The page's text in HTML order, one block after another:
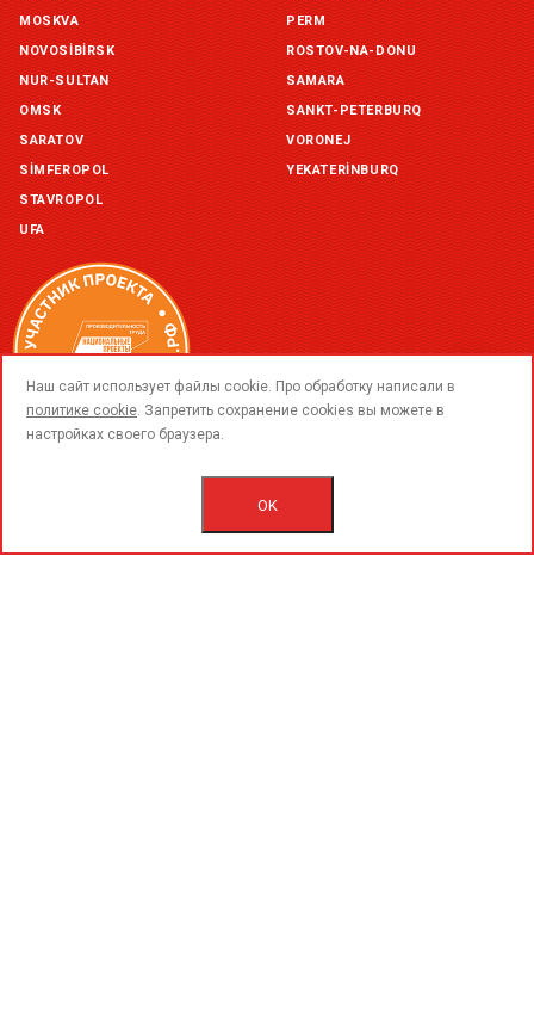
MOSKVA
NOVOSIBIRSK
NUR-SULTAN
OMSK
PERM
ROSTOV-NA-DONU
SAMARA
SANKT-PETERBURQ
SARATOV
SIMFEROPOL
STAVROPOL
UFA
VORONEJ
YEKATERINBURQ
© 2015-2020 «PerfoGrad» MMC.
call
Наш сайт использует файлы cookie. Про обработку написали в
политике cookie. Запретить сохранение cookies вы можете в
настройках своего браузера.
OK